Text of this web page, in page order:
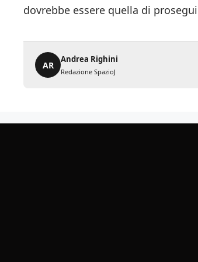
dovrebbe essere quella di
AR
Andrea Righini
Redazione SpazioJ